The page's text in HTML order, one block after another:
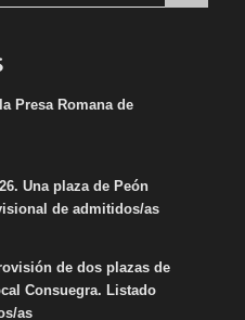
Presa Romana de
Una plaza de Peón
de admitidos/as
de dos plazas de
Consuegra. Listado
as